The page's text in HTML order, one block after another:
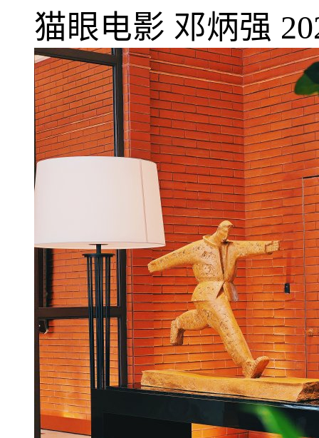
猫眼电影 邓炳强